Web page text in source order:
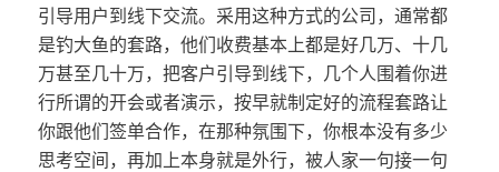
引导用户到线下交流。采用这种方式的公司，通常都
是钓大鱼的套路，他们收费基本上都是好几万、十几
万甚至几十万，把客户引导到线下，几个人围着你进
行所谓的开会或者演示，按早就制定好的流程套路让
你跟他们签单合作，在那种氛围下，你根本没有多少
思考空间，再加上本身就是外行，被人家一句接一句